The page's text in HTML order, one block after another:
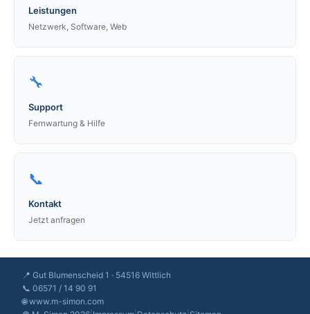
Leistungen
Netzwerk, Software, Web
🔧
Support
Fernwartung & Hilfe
📞
Kontakt
Jetzt anfragen
📍 Gut Blumenscheid 1 · 54516 Wittlich
📞 06571 / 14 90 91
🌐 www.m-simon.com